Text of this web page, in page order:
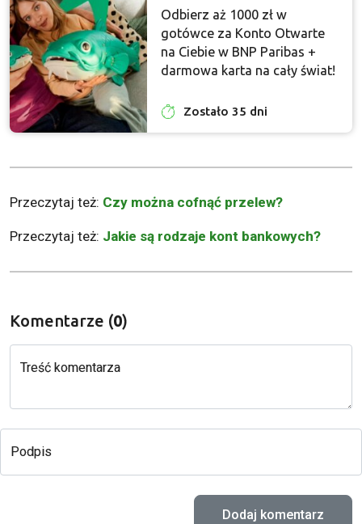
Odbierz aż 1000 zł w
gotówce za Konto Otwarte
na Ciebie w BNP Paribas +
darmowa karta na cały świat!
Zostało 35 dni
Przeczytaj też: Czy można cofnąć przelew?
Przeczytaj też: Jakie są rodzaje kont bankowych?
Komentarze (0)
Treść komentarza
Podpis